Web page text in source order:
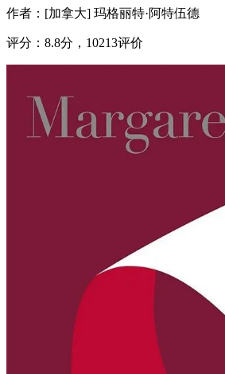
作者：[加拿大] 玛格丽特·阿特伍德
评分：8.8分，10213评价